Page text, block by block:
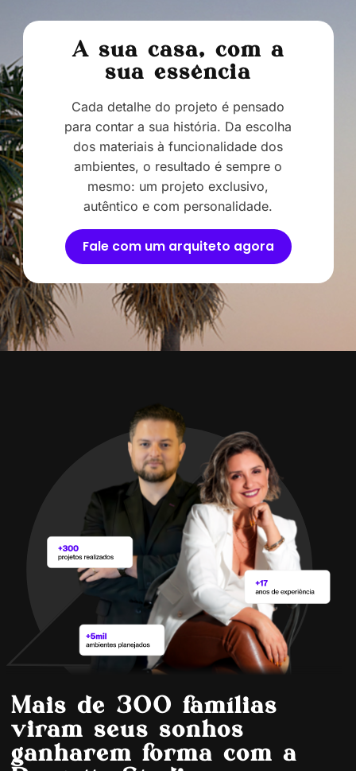
A sua casa, com a
sua essência
Cada detalhe do projeto é pensado
para contar a sua história. Da escolha
dos materiais à funcionalidade dos
ambientes, o resultado é sempre o
mesmo: um projeto exclusivo,
autêntico e com personalidade.
Fale com um arquiteto agora
Mais de 300 famílias
viram seus sonhos
ganharem forma com a